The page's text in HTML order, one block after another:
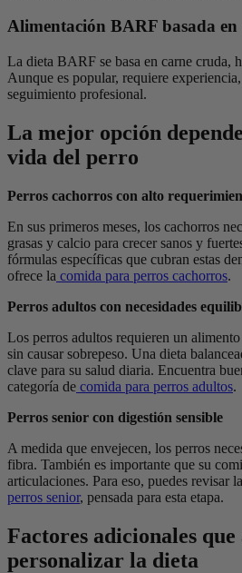
Alimentación BARF basada en
La dieta BARF se basa en carne cruda,
Aunque es popular, requiere
seguimiento profesional.
La mejor opción
vida del perro
Perros cachorros con alto
En sus primeros meses, los cachorros
grasas y calcio para crecer sanos y
fórmulas específicas que cubran estas
ofrece la comida para perros cachorros.
Perros adultos con necesidades
Los perros adultos requieren un
sin causar sobrepeso. Una dieta
clave para su salud diaria. Encuentra
categoría de comida para perros adultos.
Perros senior con digestión sensible
A medida que envejecen, los perros
fibra. También es importante que su
articulaciones. Para eso, puedes revisar
perros senior, pensada para esta etapa.
Factores adicionales que
personalizar la dieta